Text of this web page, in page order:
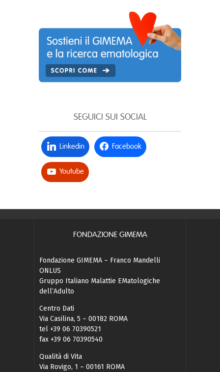
SEGUICI SUI SOCIAL
Linkedin Facebook
Youtube
FONDAZIONE GIMEMA
Fondazione GIMEMA – Franco Mandelli
ONLUS
Gruppo Italiano Malattie EMatologiche
dell’Adulto
Centro Dati
Via Casilina, 5 – 00182 ROMA
tel +39 06 70390521
fax +39 06 70390540
Qualità di Vita
Via Rovigo, 1 – 00161 ROMA